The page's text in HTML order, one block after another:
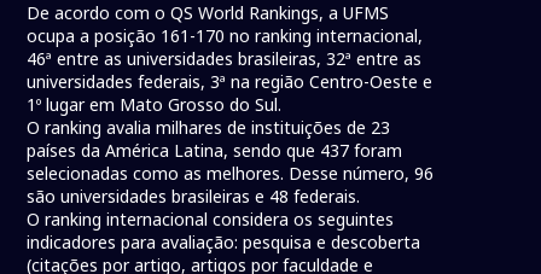
De acordo com o QS World Rankings, a UFMS
ocupa a posição 161-170 no ranking internacional,
46ª entre as universidades brasileiras, 32ª entre as
universidades federais, 3ª na região Centro-Oeste e
1º lugar em Mato Grosso do Sul.
O ranking avalia milhares de instituições de 23
países da América Latina, sendo que 437 foram
selecionadas como as melhores. Desse número, 96
são universidades brasileiras e 48 federais.
O ranking internacional considera os seguintes
indicadores para avaliação: pesquisa e descoberta
(citações por artigo, artigos por faculdade e